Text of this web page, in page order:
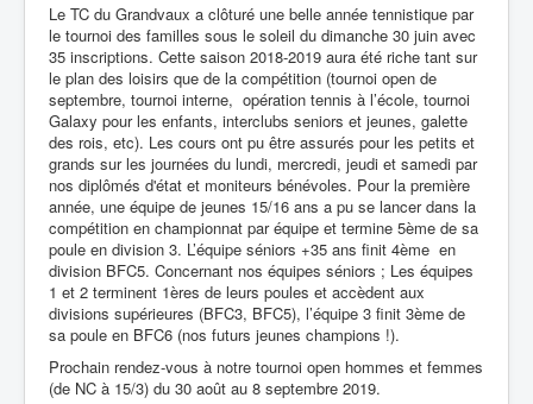
Le TC du Grandvaux a clôturé une belle année tennistique par
le tournoi des familles sous le soleil du dimanche 30 juin avec
35 inscriptions. Cette saison 2018-2019 aura été riche tant sur
le plan des loisirs que de la compétition (tournoi open de
septembre, tournoi interne, opération tennis à l’école, tournoi
Galaxy pour les enfants, interclubs seniors et jeunes, galette
des rois, etc). Les cours ont pu être assurés pour les petits et
grands sur les journées du lundi, mercredi, jeudi et samedi par
nos diplômés d'état et moniteurs bénévoles. Pour la première
année, une équipe de jeunes 15/16 ans a pu se lancer dans la
compétition en championnat par équipe et termine 5ème de sa
poule en division 3. L’équipe séniors +35 ans finit 4ème en
division BFC5. Concernant nos équipes séniors ; Les équipes
1 et 2 terminent 1ères de leurs poules et accèdent aux
divisions supérieures (BFC3, BFC5), l’équipe 3 finit 3ème de
sa poule en BFC6 (nos futurs jeunes champions !).
Prochain rendez-vous à notre tournoi open hommes et femmes
(de NC à 15/3) du 30 août au 8 septembre 2019.